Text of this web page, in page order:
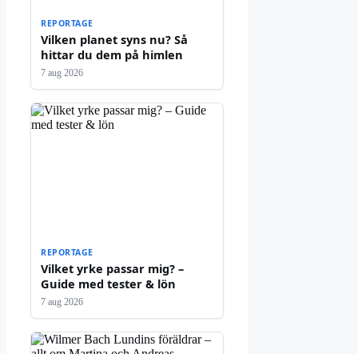
REPORTAGE
Vilken planet syns nu? Så
hittar du dem på himlen
7 aug 2026
REPORTAGE
Vilket yrke passar mig? –
Guide med tester & lön
7 aug 2026